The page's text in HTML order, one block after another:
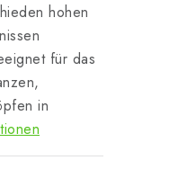
hohen
für das
in